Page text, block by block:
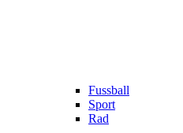
Fussball
Sport
Rad